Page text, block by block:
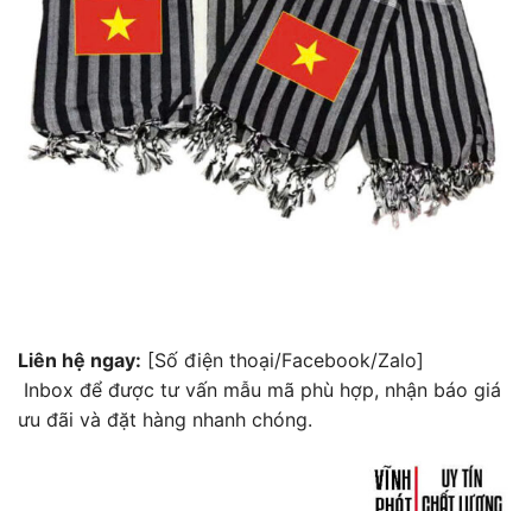
Liên hệ ngay: [Số điện thoại/Facebook/Zalo]
Inbox để được tư vấn mẫu mã phù hợp, nhận báo giá
ưu đãi và đặt hàng nhanh chóng.